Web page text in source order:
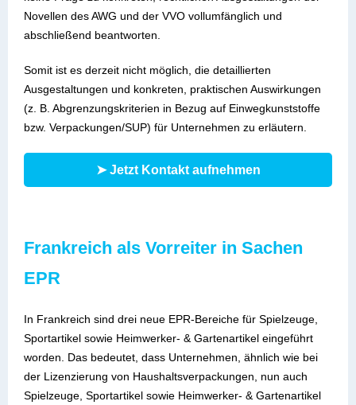
Novellen des AWG und der VVO vollumfänglich und
abschließend beantworten.
Somit ist es derzeit nicht möglich, die detaillierten
Ausgestaltungen und konkreten, praktischen Auswirkungen
(z. B. Abgrenzungskriterien in Bezug auf Einwegkunststoffe
bzw. Verpackungen/SUP) für Unternehmen zu erläutern.
➤ Jetzt Kontakt aufnehmen
Frankreich als Vorreiter in Sachen
EPR
In Frankreich sind drei neue EPR-Bereiche für Spielzeuge,
Sportartikel sowie Heimwerker- & Gartenartikel eingeführt
worden. Das bedeutet, dass Unternehmen, ähnlich wie bei
der Lizenzierung von Haushaltsverpackungen, nun auch
Spielzeuge, Sportartikel sowie Heimwerker- & Gartenartikel